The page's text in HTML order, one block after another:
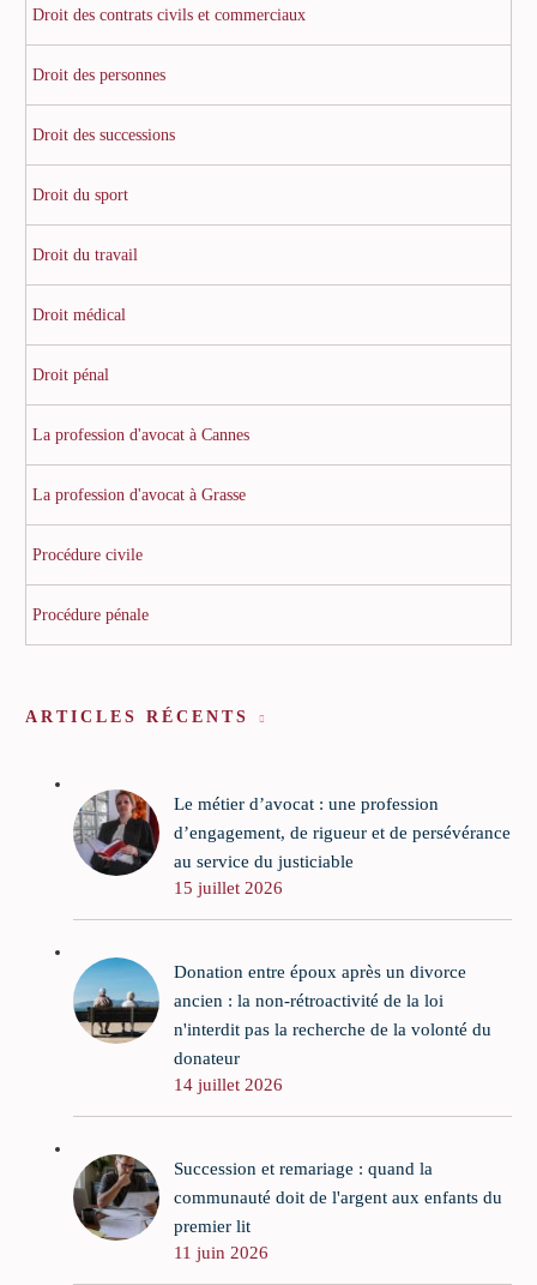
Droit des contrats civils et commerciaux
Droit des personnes
Droit des successions
Droit du sport
Droit du travail
Droit médical
Droit pénal
La profession d'avocat à Cannes
La profession d'avocat à Grasse
Procédure civile
Procédure pénale
ARTICLES RÉCENTS
Le métier d’avocat : une profession
d’engagement, de rigueur et de persévérance
au service du justiciable
15 juillet 2026
Donation entre époux après un divorce
ancien : la non-rétroactivité de la loi
n'interdit pas la recherche de la volonté du
donateur
14 juillet 2026
Succession et remariage : quand la
communauté doit de l'argent aux enfants du
premier lit
11 juin 2026